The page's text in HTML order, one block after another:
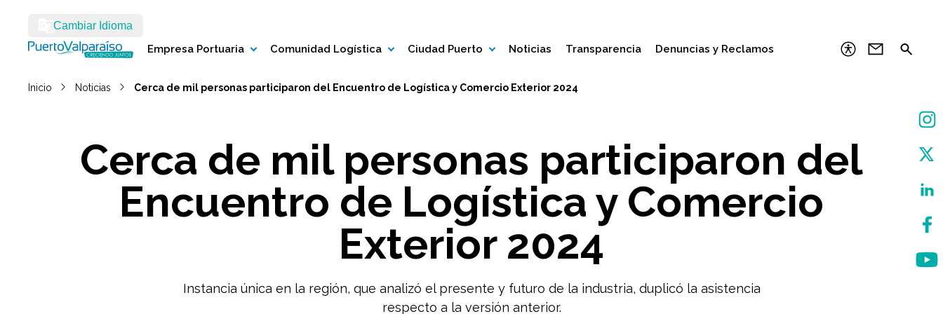
Cambiar Idioma
Empresa Portuaria Comunidad Logística Ciudad Puerto Noticias Transparencia Denuncias y Reclamos
Inicio Noticias Cerca de mil personas participaron del Encuentro de Logística y Comercio Exterior 2024
Cerca de mil personas participaron del
Encuentro de Logística y Comercio
Exterior 2024
Instancia única en la región, que analizó el presente y futuro de la industria, duplicó la asistencia
respecto a la versión anterior.